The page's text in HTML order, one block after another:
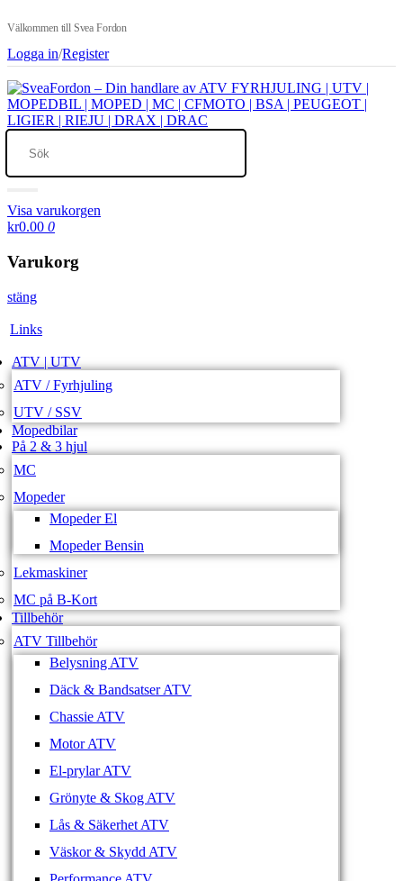
Välkommen till Svea Fordon
Logga in/Register
Visa varukorgen
kr0.00 0
Varukorg
stäng
Links
ATV | UTV
ATV / Fyrhjuling
UTV / SSV
Mopedbilar
På 2 & 3 hjul
MC
Mopeder
Mopeder El
Mopeder Bensin
Lekmaskiner
MC på B-Kort
Tillbehör
ATV Tillbehör
Belysning ATV
Däck & Bandsatser ATV
Chassie ATV
Motor ATV
El-prylar ATV
Grönyte & Skog ATV
Lås & Säkerhet ATV
Väskor & Skydd ATV